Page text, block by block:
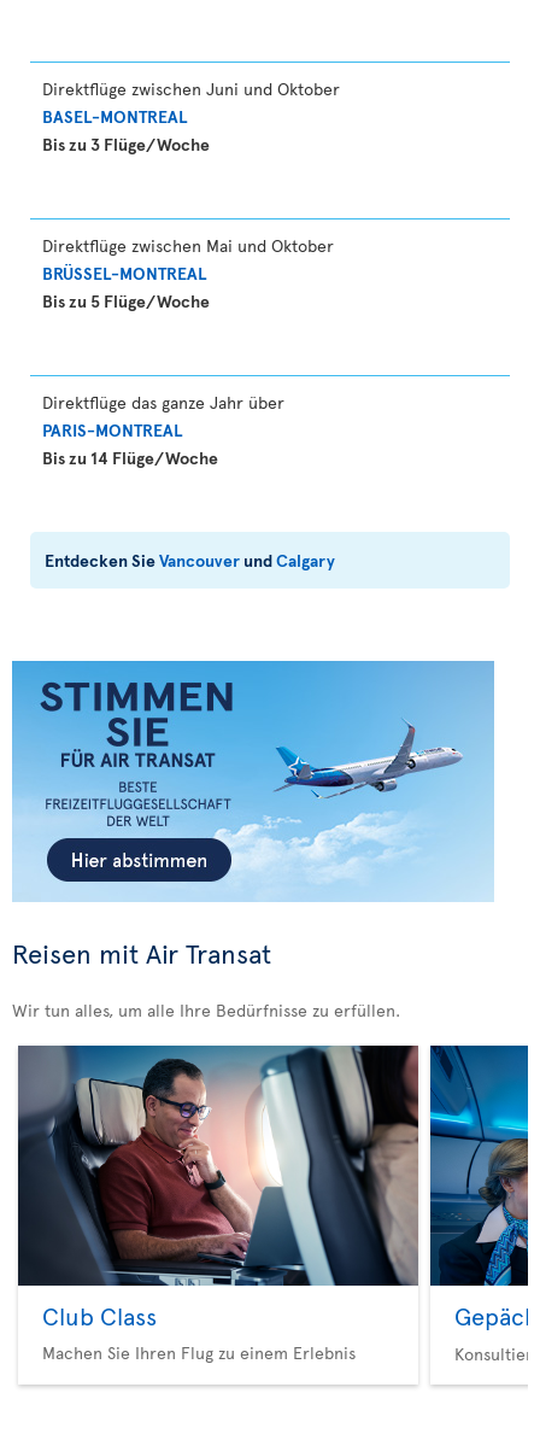
Direktflüge zwischen Juni und Oktober
BASEL-MONTREAL
Bis zu 3 Flüge/Woche
Direktflüge zwischen Mai und Oktober
BRÜSSEL-MONTREAL
Bis zu 5 Flüge/Woche
Direktflüge das ganze Jahr über
PARIS-MONTREAL
Bis zu 14 Flüge/Woche
Entdecken SieVancouver undCalgary
Reisen mit Air Transat
Wir tun alles, um alle Ihre Bedürfnisse zu erfüllen.
Club Class
Machen Sie Ihren Flug zu einem Erlebnis
Gepäck